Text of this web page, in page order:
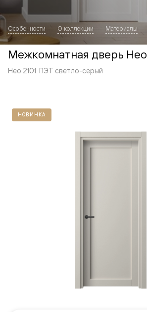
Особенности О коллекции Материалы
Межкомнатная дверь Нео
Нео 2101. ПЭТ светло-серый
НОВИНКА